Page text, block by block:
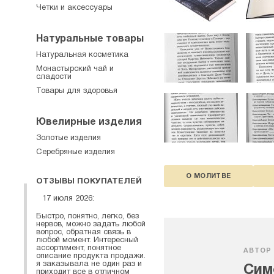
О МОЛИТВЕ
АВТОР
Четки и аксессуары
Натуральные товары
Натуральная косметика
Монастырский чай и
сладости
Товары для здоровья
Ювелирные изделия
Золотые изделия
Серебряные изделия
ОТЗЫВЫ ПОКУПАТЕЛЕЙ
17 июля 2026:
Быстро, понятно, легко, без
нервов, можно задать любой
вопрос, обратная связь в
любой момент. Интересный
ассортимент, понятное
описание продукта продажи.
я заказывала не один раз и
приходит все в отличном